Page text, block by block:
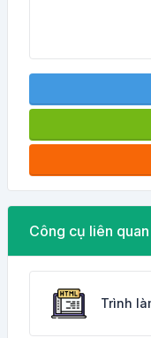
Công cụ liên quan
Trình